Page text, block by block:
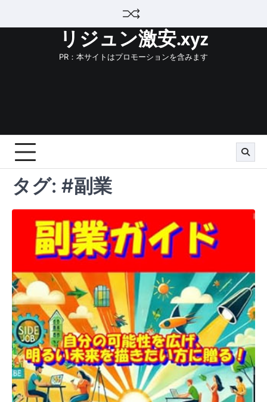
リジュン激安.xyz
PR：本サイトはプロモーションを含みます
タグ: #副業